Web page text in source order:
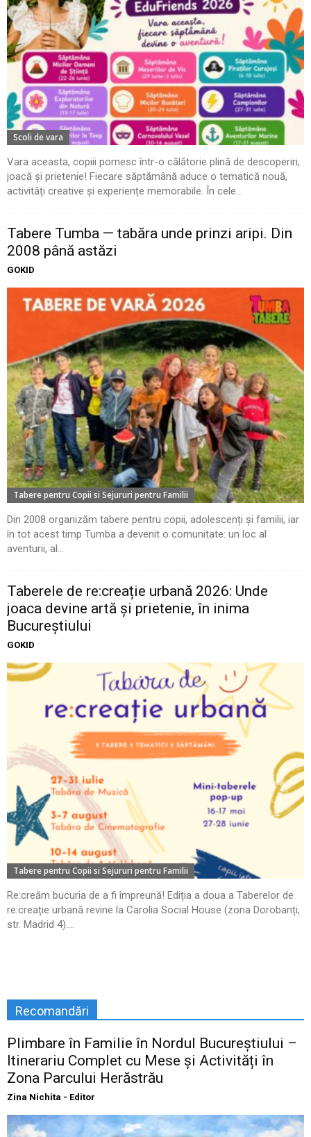
Scoli de vara
Vara aceasta, copiii pornesc într-o călătorie plină de descoperiri,
joacă și prietenie! Fiecare săptămână aduce o tematică nouă,
activități creative și experiențe memorabile. În cele...
Tabere Tumba — tabăra unde prinzi aripi. Din
2008 până astăzi
GOKID
Tabere pentru Copii si Sejururi pentru Familii
Din 2008 organizăm tabere pentru copii, adolescenți și familii, iar
în tot acest timp Tumba a devenit o comunitate: un loc al
aventurii, al...
Taberele de re:creație urbană 2026: Unde
joaca devine artă și prietenie, în inima
Bucureștiului
GOKID
Tabere pentru Copii si Sejururi pentru Familii
Re:creăm bucuria de a fi împreună! Ediția a doua a Taberelor de
re:creație urbană revine la Carolia Social House (zona Dorobanți,
str. Madrid 4)....
Recomandări
Plimbare în Familie în Nordul Bucureștiului –
Itinerariu Complet cu Mese și Activități în
Zona Parcului Herăstrău
Zina Nichita - Editor